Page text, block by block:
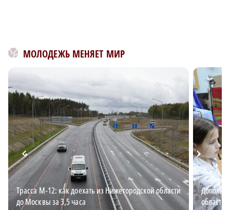
МОЛОДЕЖЬ МЕНЯЕТ МИР
Трасса М‑12: как доехать из Нижегородской области
до Москвы за 3,5 часа
области: